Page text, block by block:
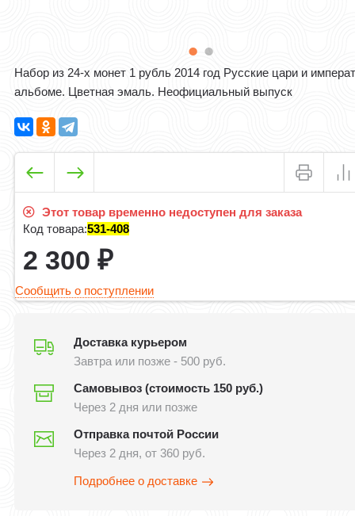
Набор из 24-х монет 1 рубль 2014 год Русские цари и
альбоме. Цветная эмаль. Неофициальный выпуск
Этот товар временно недоступен для заказа
Код товара:531-408
2 300₽
Сообщить о поступлении
Доставка курьером
Завтра или позже - 500 руб.
Самовывоз (стоимость 150 руб.)
Через 2 дня или позже
Отправка почтой России
Через 2 дня, от 360 руб.
Подробнее о доставке